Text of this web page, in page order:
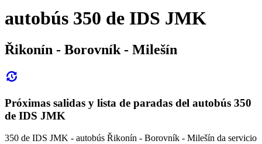
autobús 350 de IDS JMK
Řikonín - Borovník - Milešín
Próximas salidas y lista de paradas del autobús 350
de IDS JMK
350 de IDS JMK - autobús Řikonín - Borovník - Milešín da servicio